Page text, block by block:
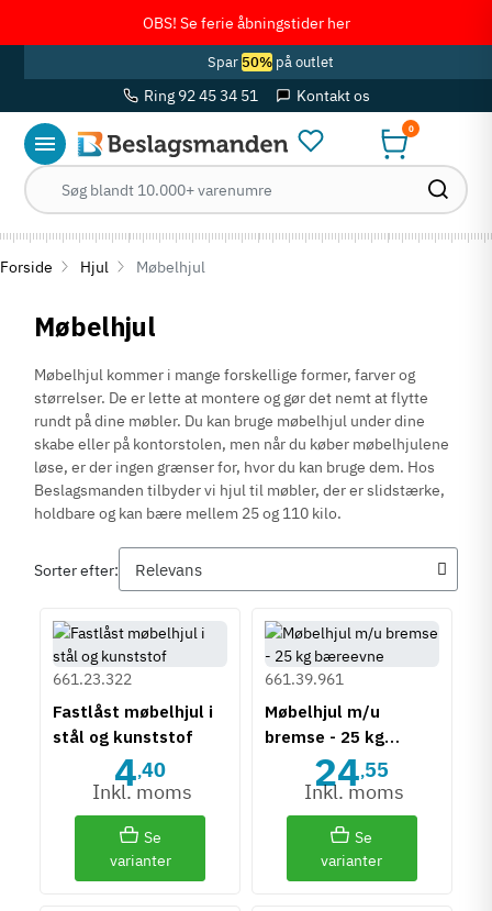
OBS! Se ferie åbningstider her
Spar 50%på outlet
Ring 92 45 34 51 Kontakt os
0
Forside Hjul Møbelhjul
Møbelhjul
Møbelhjul kommer i mange forskellige former, farver og
størrelser. De er lette at montere og gør det nemt at flytte
rundt på dine møbler. Du kan bruge møbelhjul under dine
skabe eller på kontorstolen, men når du køber møbelhjulene
løse, er der ingen grænser for, hvor du kan bruge dem. Hos
Beslagsmanden tilbyder vi hjul til møbler, der er slidstærke,
holdbare og kan bære mellem 25 og 110 kilo.
Sorter efter:
Fastlåst møbelhjul i
stål og kunststof
661.23.322
4,40
Inkl. moms
Se
varianter
Møbelhjul m/u
bremse - 25 kg
bæreevne
661.39.961
24,55
Inkl. moms
Se
varianter